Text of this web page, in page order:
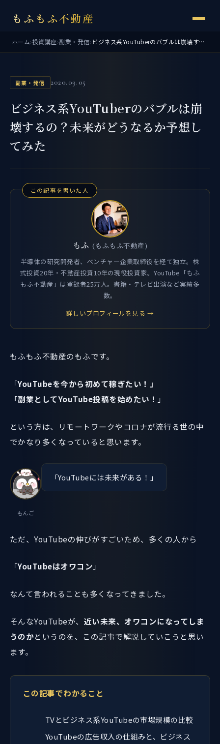
もふもふ不動産
ホーム›投資講座›副業・発信› ビジネス系YouTuberのバブルは崩壊するの？未来がどうなるか予想してみた
副業・発信 2020.09.05
ビジネス系YouTuberのバブルは崩
壊するの？未来がどうなるか予想し
てみた
この記事を書いた人
もふ (もふもふ不動産)
半導体の研究開発者、ベンチャー企業取締役を経て独立。株
式投資20年・不動産投資10年の現役投資家。YouTube「もふ
もふ不動産」は登録者25万人。書籍・テレビ出演など実績多
数。
詳しいプロフィールを見る →
もふもふ不動産のもふです。
「YouTubeを今から初めて稼ぎたい！」
「副業としてYouTube投稿を始めたい！ 」
という方は、リモートワークやコロナが流行る世の中
でかなり多くなっていると思います。
もんご
「YouTubeには未来がある！」
ただ、YouTubeの伸びがすごいため、多くの人から
「YouTubeはオワコン 」
なんて言われることも多くなってきました。
そんなYouTubeが、 近い未来、オワコンになってしま
うのかというのを、この記事で解説していこうと思い
ます。
この記事でわかること
TVとビジネス系YouTubeの市場規模の比較
YouTubeの広告収入の仕組みと、ビジネス